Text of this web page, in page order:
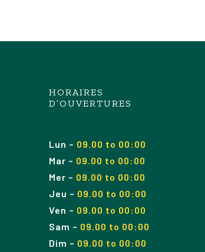
HORAIRES
D’OUVERTURES
Lun – 09.00 to 00:00
Mar – 09.00 to 00 :00
Mer – 09.00 to 00 :00
Jeu – 09.00 to 00 :00
Ven – 09.00 to 00 :00
Sam – 09.00 to 00 :00
Dim – 09.00 to 00 :00